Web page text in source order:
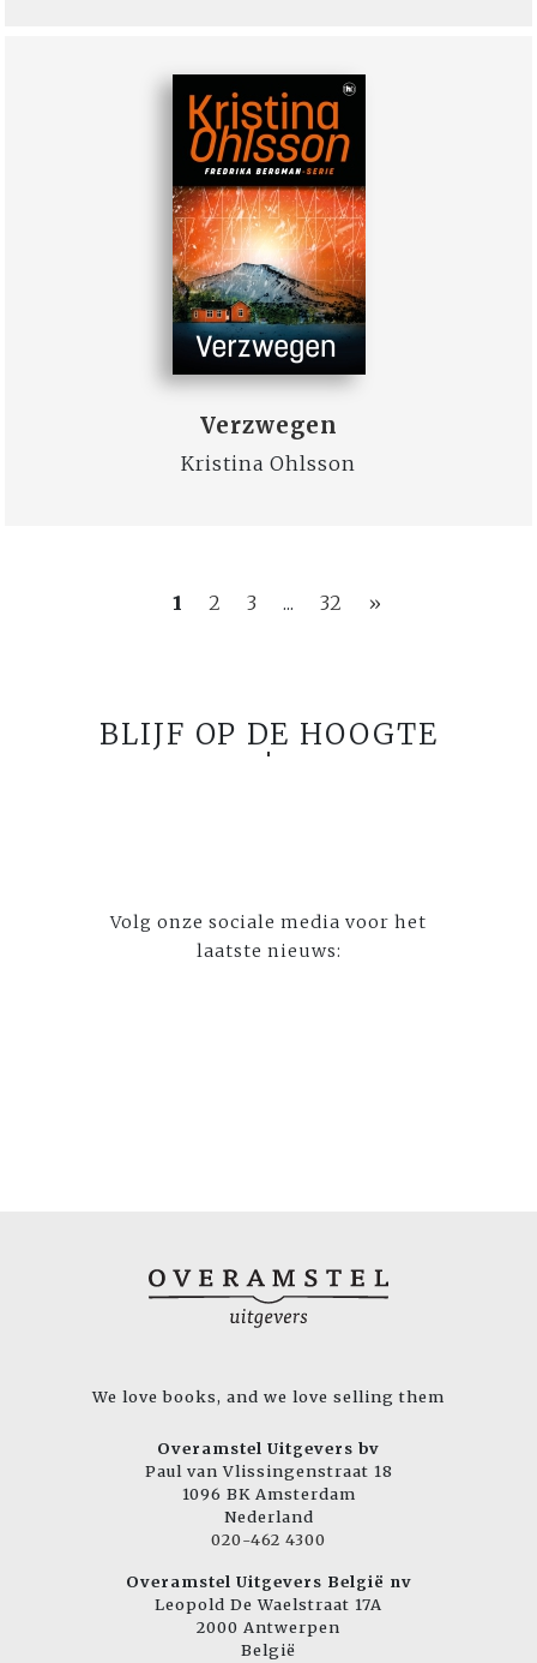
Verzwegen
Kristina Ohlsson
1 2 3 ... 32 »
BLIJF OP DE HOOGTE
Volg onze sociale media voor het
laatste nieuws:
We love books, and we love selling them
Overamstel Uitgevers bv
Paul van Vlissingenstraat 18
1096 BK Amsterdam
Nederland
020-462 4300
Overamstel Uitgevers België nv
Leopold De Waelstraat 17A
2000 Antwerpen
België